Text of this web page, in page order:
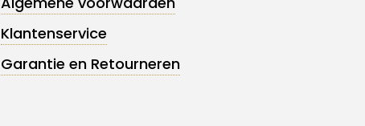
Klantenservice
Garantie en Retourneren